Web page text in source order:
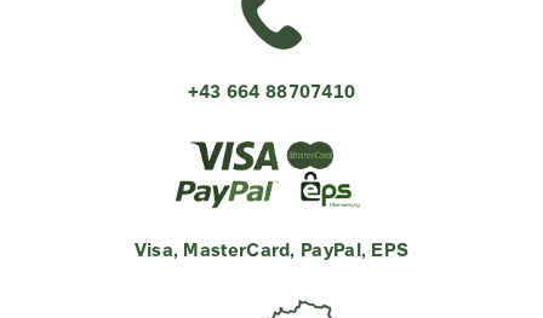
+43 664 88707410
Visa, MasterCard, PayPal, EPS